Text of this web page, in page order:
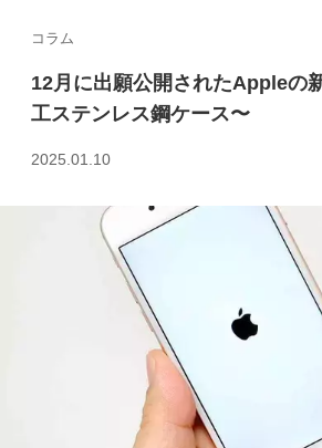
コラム
12月に出願公開されたAppleの
工ステンレス鋼ケース〜
2025.01.10